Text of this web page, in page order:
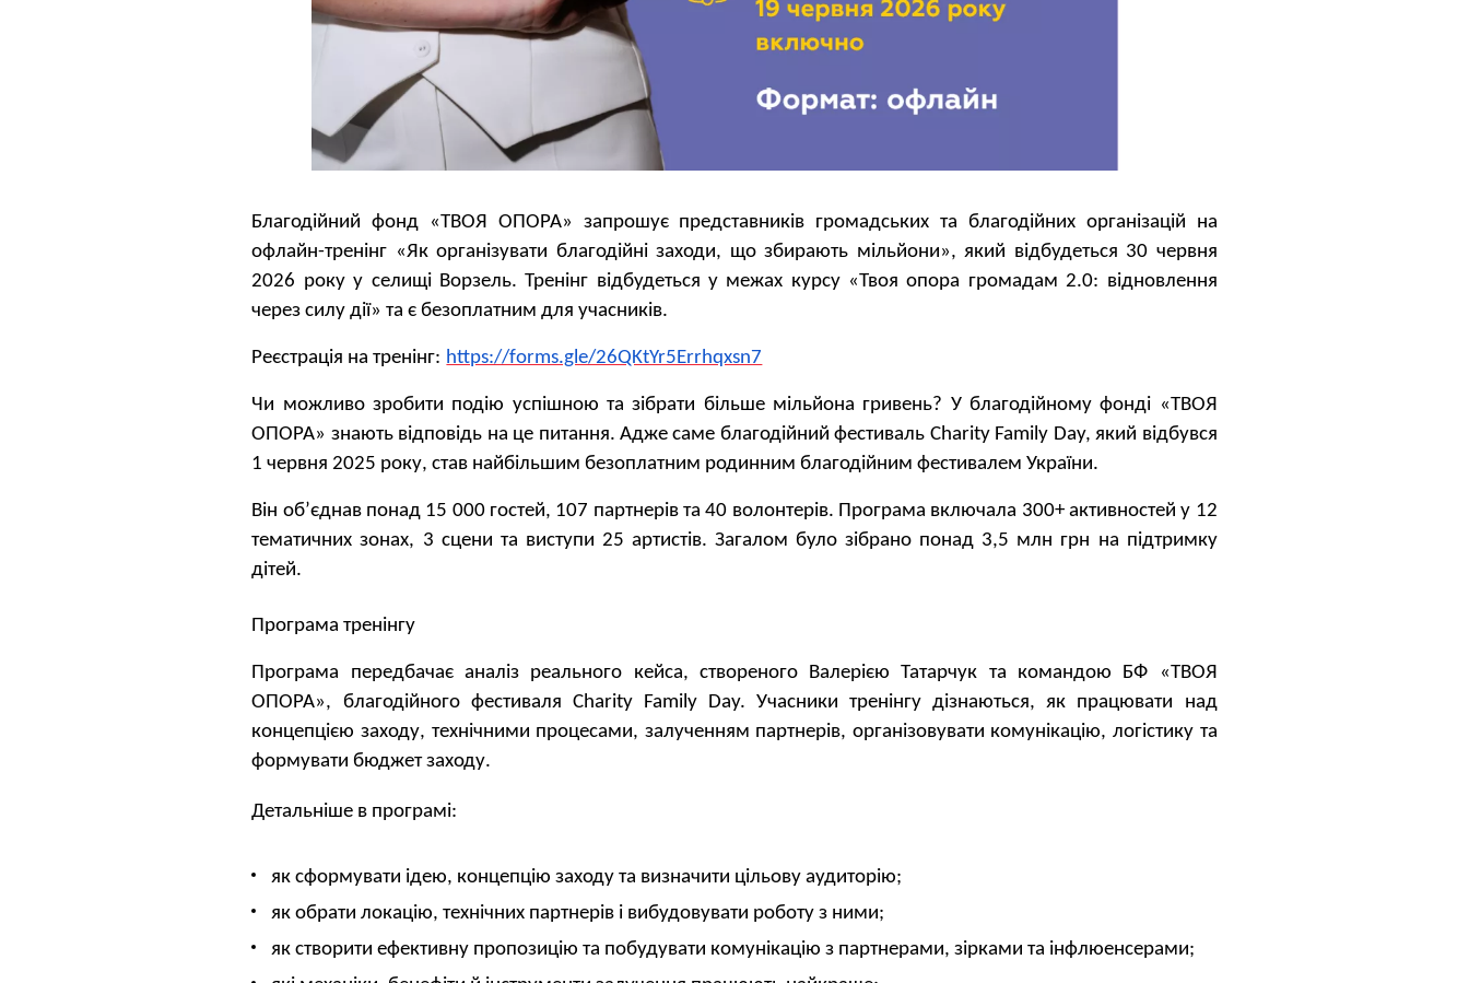
Благодійний фонд «ТВОЯ ОПОРА» запрошує представників громадських та благодійних організацій на
офлайн-тренінг «Як організувати благодійні заходи, що збирають мільйони», який відбудеться 30 червня
2026 року у селищі Ворзель. Тренінг відбудеться у межах курсу «Твоя опора громадам 2.0: відновлення
через силу дії» та є безоплатним для учасників.
Реєстрація на тренінг: https://forms.gle/26QKtYr5Errhqxsn7
Чи можливо зробити подію успішною та зібрати більше мільйона гривень? У благодійному фонді «ТВОЯ
ОПОРА» знають відповідь на це питання. Адже саме благодійний фестиваль Charity Family Day, який відбувся
1 червня 2025 року, став найбільшим безоплатним родинним благодійним фестивалем України.
Він об’єднав понад 15 000 гостей, 107 партнерів та 40 волонтерів. Програма включала 300+ активностей у 12
тематичних зонах, 3 сцени та виступи 25 артистів. Загалом було зібрано понад 3,5 млн грн на підтримку
дітей.
Програма тренінгу
Програма передбачає аналіз реального кейса, створеного Валерією Татарчук та командою БФ «ТВОЯ
ОПОРА», благодійного фестиваля Charity Family Day. Учасники тренінгу дізнаються, як працювати над
концепцією заходу, технічними процесами, залученням партнерів, організовувати комунікацію, логістику та
формувати бюджет заходу.
Детальніше в програмі:
як сформувати ідею, концепцію заходу та визначити цільову аудиторію;
як обрати локацію, технічних партнерів і вибудовувати роботу з ними;
як створити ефективну пропозицію та побудувати комунікацію з партнерами, зірками та інфлюенсерами;